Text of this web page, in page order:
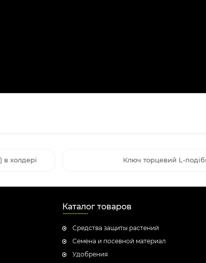
в холдері Ключ торцевий L-
Каталог товаров
Средства защиты растений
Семена и посевной материал
Удобрения